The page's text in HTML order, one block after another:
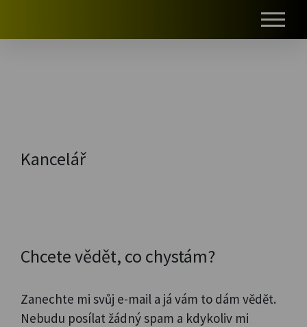
Kancelář
Chcete vědět, co chystám?
Zanechte mi svůj e-mail a já vám to dám vědět.
Nebudu posílat žádný spam a kdykoliv mi